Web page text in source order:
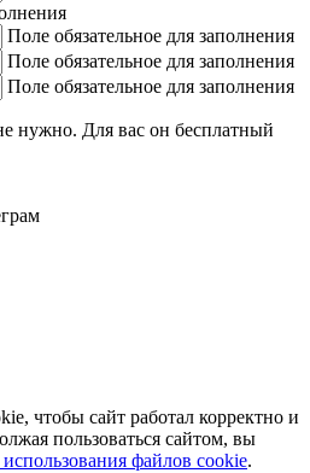
Поле обязательное для заполнения
Поле обязательное для заполнения
Поле обязательное для заполнения
нужно. Для вас он бесплатный
чтобы сайт работал корректно и
пользоваться сайтом, вы
файлов cookie.